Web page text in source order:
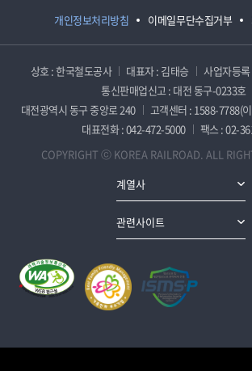
개인정보처리방침 이메일무단수집거부
상호 : 한국철도공사 대표자 : 김태승
사업자등
통신판매업신고 : 대전 동구-0233호
대전광역시 동구 중앙로 240
고객센터 : 1588-7788(
대표전화 : 042-472-5000
팩스 : 02-
COPYRIGHT ⓒ KOREA RAILROAD. ALL
계열사
관련사이트